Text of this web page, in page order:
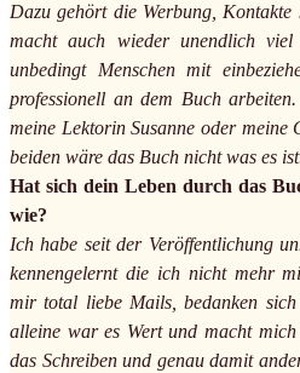
Dazu gehört die Werbung,
macht auch wieder unendlich
unbedingt Menschen mit
professionell an dem Buch
meine Lektorin Susanne oder
beiden wäre das Buch nicht was es
Hat sich dein Leben durch das
wie?
Ich habe seit der Veröffentlichung
kennengelernt die ich nicht mehr
mir total liebe Mails, bedanken
alleine war es Wert und macht
das Schreiben und genau damit